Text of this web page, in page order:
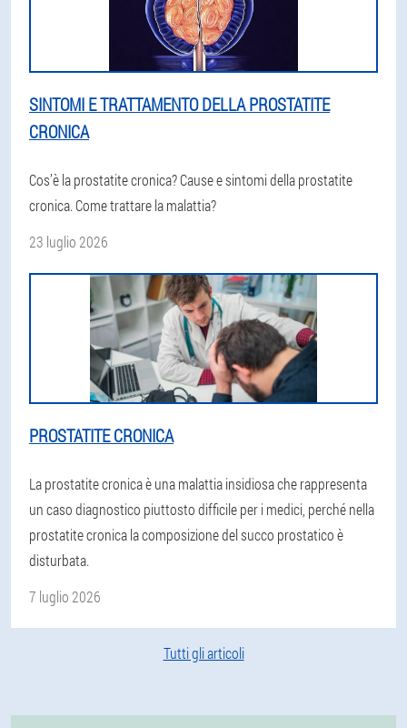
SINTOMI E TRATTAMENTO DELLA PROSTATITE
CRONICA
Cos’è la prostatite cronica? Cause e sintomi della prostatite
cronica. Come trattare la malattia?
23 luglio 2026
PROSTATITE CRONICA
La prostatite cronica è una malattia insidiosa che rappresenta
un caso diagnostico piuttosto difficile per i medici, perché nella
prostatite cronica la composizione del succo prostatico è
disturbata.
7 luglio 2026
Tutti gli articoli